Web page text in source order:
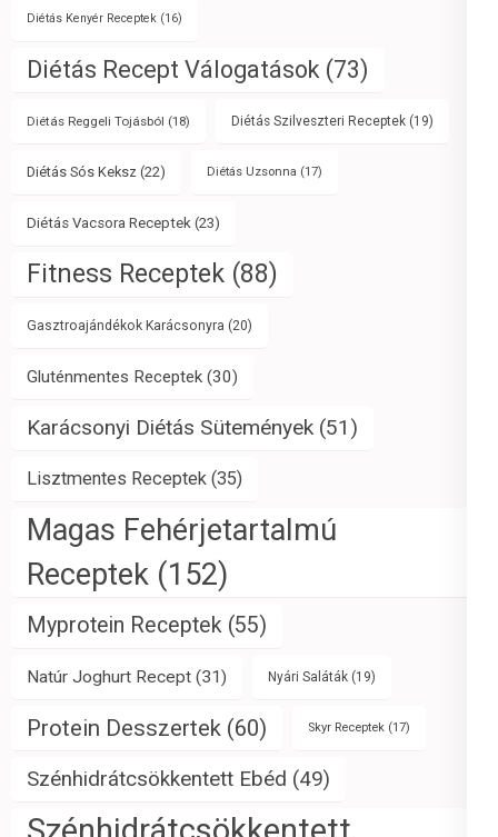
Diétás Kenyér Receptek (16)
Diétás Recept Válogatások (73)
Diétás Reggeli Tojásból (18) Diétás Szilveszteri Receptek (19)
Diétás Sós Keksz (22) Diétás Uzsonna (17)
Diétás Vacsora Receptek (23)
Fitness Receptek (88)
Gasztroajándékok Karácsonyra (20)
Gluténmentes Receptek (30)
Karácsonyi Diétás Sütemények (51)
Lisztmentes Receptek (35)
Magas Fehérjetartalmú
Receptek (152)
Myprotein Receptek (55)
Natúr Joghurt Recept (31) Nyári Saláták (19)
Protein Desszertek (60) Skyr Receptek (17)
Szénhidrátcsökkentett Ebéd (49)